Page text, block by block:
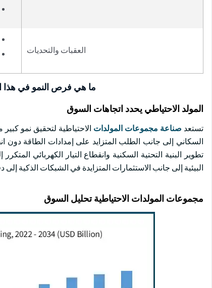
العقبات والتحديات
ما هي فرص النمو في هذا
المولد الاحتياطي يحدد اتجاهات السوق
تستعد صناعة مجموعات المولدات الاحتياطية لتحقيق نمو
السكاني إلى جانب الطلب المتزايد على إمدادات الطاقة دون
تطوير البنية التحتية السكنية وانقطاع التيار الكهربائي
البيئية إلى جانب الاستثمارات المتزايدة في الشبكات الذكية إلى
مجموعات المولدات الاحتياطية تحليل السوق